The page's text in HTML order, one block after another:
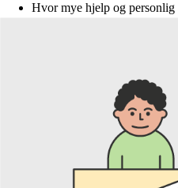
Hvor mye hjelp og